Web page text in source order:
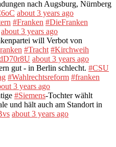
nach Augsburg, Nürnberg
about 3 years ago
#Franken #DieFranken
about 3 years ago
will Verbot von
#Tracht #Kirchweih
about 3 years ago
gut - in Berlin schlecht. #CSU
#Wahlrechtsreform #franken
3 years ago
#Siemens-Tochter wählt
und hält auch am Standort in
about 3 years ago